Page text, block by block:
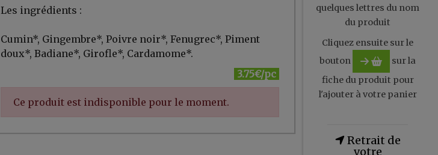
Les ingrédients :
Cumin*, Gingembre*, Poivre noir*, Fenugrec*, Piment
doux*, Badiane*, Girofle*, Cardamome*.
3.75€/pc
Ce produit est indisponible pour le moment.
quelques lettres du nom
du produit
Cliquez ensuite sur le
bouton
sur la
fiche du produit pour
l'ajouter à votre panier
Retrait de
votre